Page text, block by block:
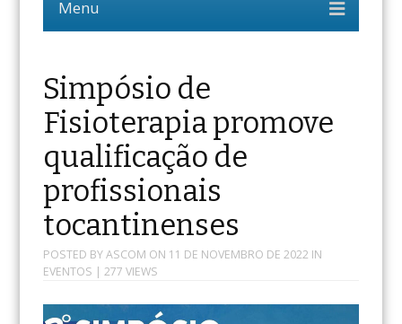
Simpósio de
Fisioterapia promove
qualificação de
profissionais
tocantinenses
POSTED BYASCOM ON 11 DE NOVEMBRO DE 2022 IN
EVENTOS | 277 VIEWS